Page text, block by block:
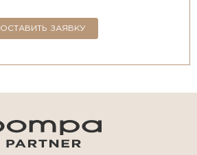
ОСТАВИТЬ ЗАЯВКУ